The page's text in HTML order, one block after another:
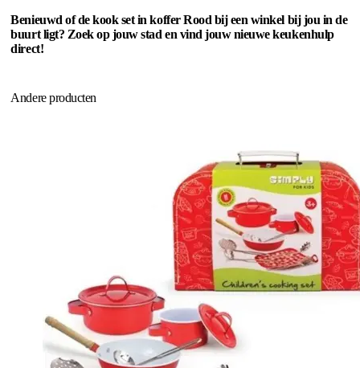
Benieuwd of de kook set in koffer Rood bij een winkel bij jou in de
buurt ligt? Zoek op jouw stad en vind jouw nieuwe keukenhulp
direct!
Andere producten